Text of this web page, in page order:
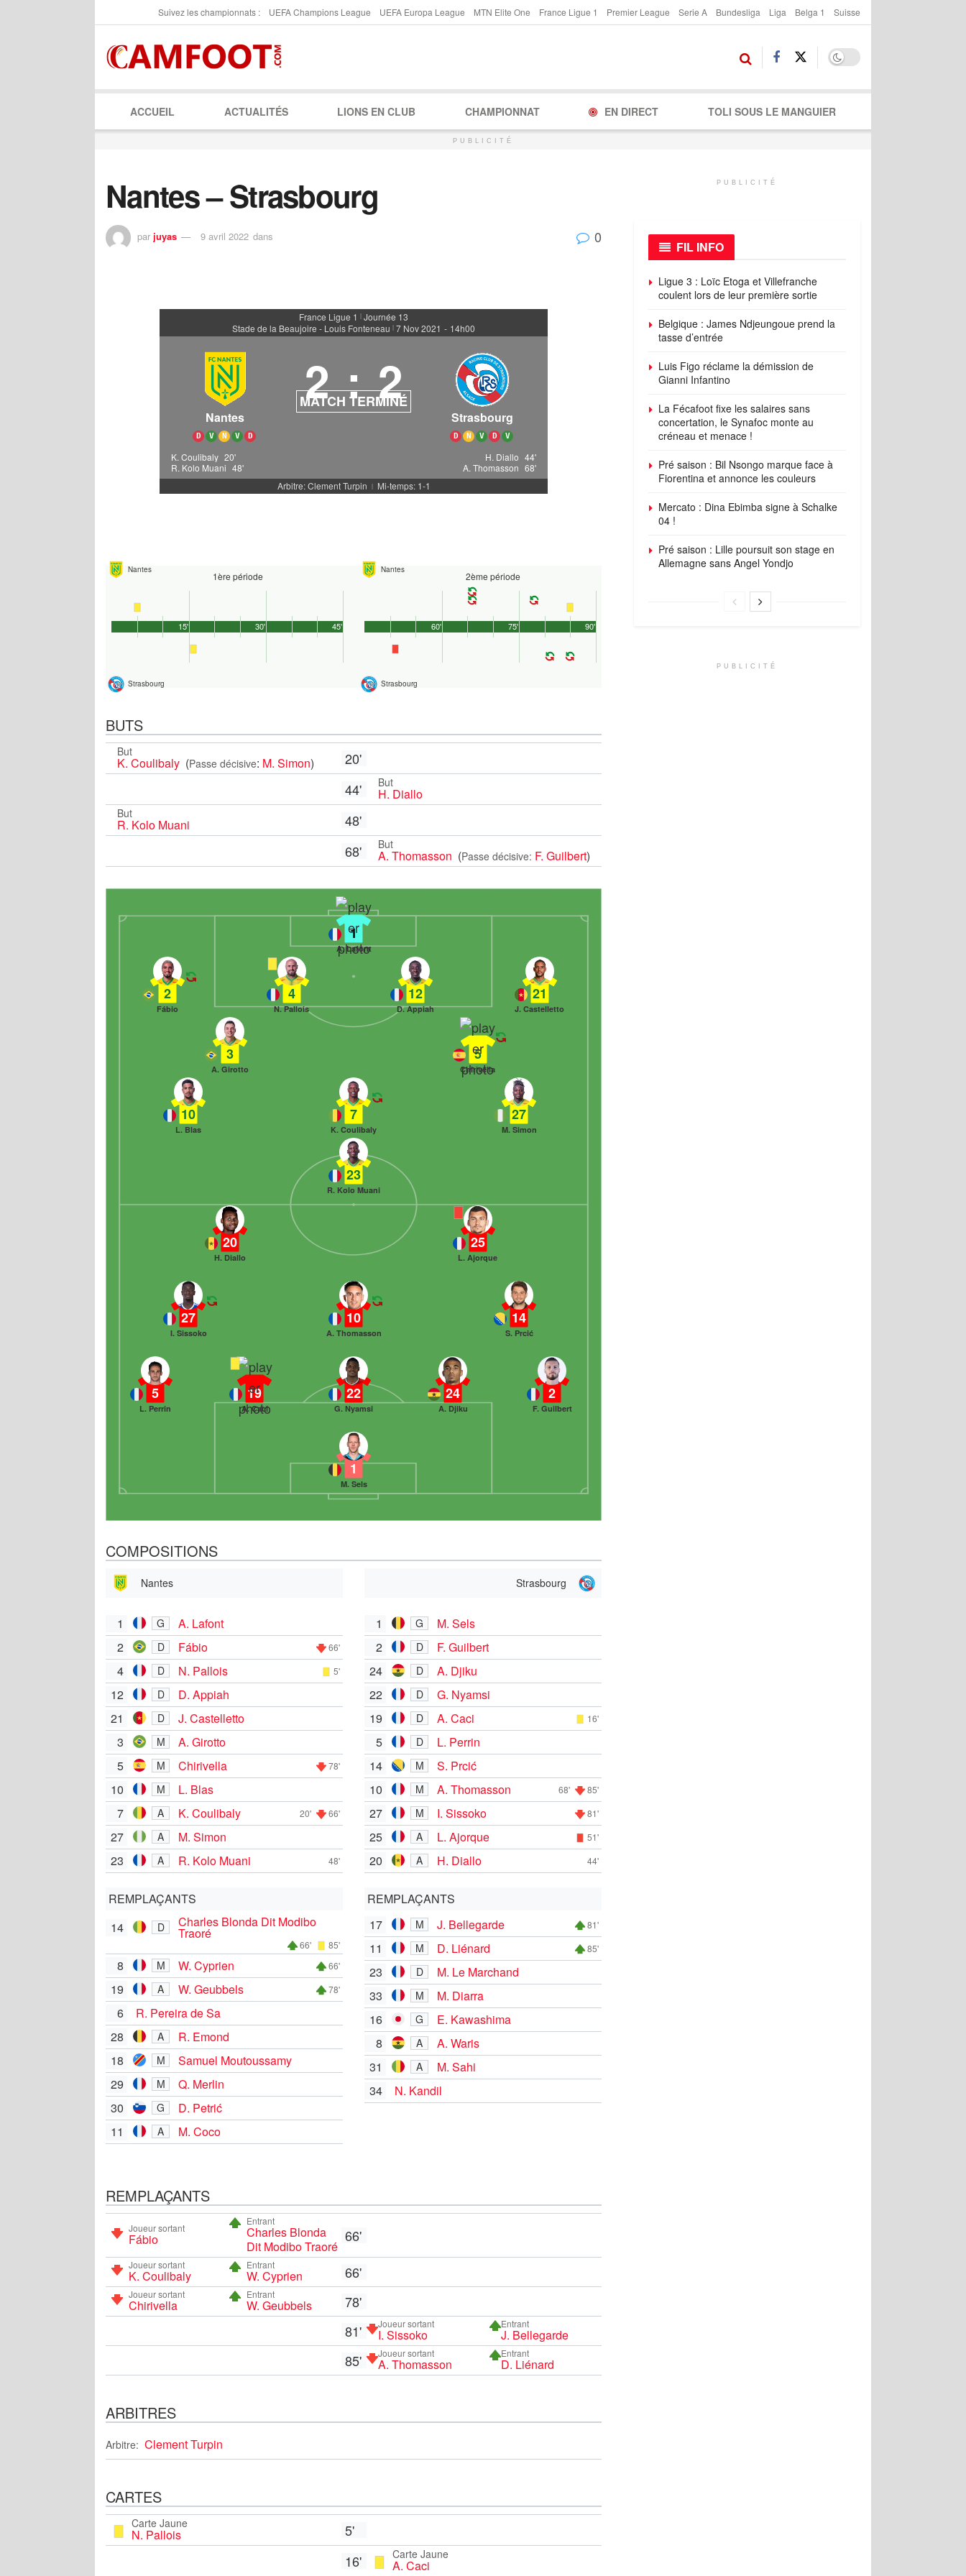
Suivez les championnats : UEFA Champions League UEFA Europa League MTN Elite One France Ligue 1 Premier League Serie A Bundesliga Liga Belga 1 Suisse
ACCUEIL ACTUALITÉS LIONS EN CLUB CHAMPIONNAT EN DIRECT TOLI SOUS LE MANGUIER
PUBLICITÉ
Nantes – Strasbourg
par juyas 9 avril 2022 dans 0
France Ligue 1 | Journée 13
Stade de la Beaujoire - Louis Fonteneau | 7 Nov 2021 - 14h00
Nantes
D V N V D
2 : 2
MATCH TERMINÉ
Strasbourg
D N V D V
K. Coulibaly 20'
R. Kolo Muani 48'
H. Diallo 44'
A. Thomasson 68'
Arbitre: Clement Turpin
| Mi-temps: 1-1
Nantes
1ère période
Strasbourg
45'
15' 30'
Nantes
2ème période
Strasbourg
90'
60' 75'
BUTS
But
K. Coulibaly (Passe décisive: M. Simon)
20'
44'
But
H. Diallo
But
R. Kolo Muani
48'
68'
But
A. Thomasson (Passe décisive: F. Guilbert)
1
A. Lafont
21
J. Castelletto
12
D. Appiah
4
N. Pallois
2
Fábio
5
Chirivella
3
A. Girotto
27
M. Simon
7
K. Coulibaly
10
L. Blas
23
R. Kolo Muani
1
M. Sels
5
L. Perrin
19
A. Caci
22
G. Nyamsi
24
A. Djiku
2
F. Guilbert
27
I. Sissoko
10
A. Thomasson
14
S. Prcić
20
H. Diallo
25
L. Ajorque
COMPOSITIONS
Nantes
1 G
A. Lafont
2
D Fábio 66'
4 D N. Pallois 5'
12 D
D. Appiah
21
D
J. Castelletto
3
M
A. Girotto
5
M Chirivella 78'
10 M
L. Blas
7
A K. Coulibaly 20' 66'
27 A
M. Simon
23
A R. Kolo Muani 48'
REMPLAÇANTS
14
D Charles Blonda Dit Modibo
Traoré
66' 85'
8 M W. Cyprien 66'
19 A W. Geubbels 78'
6
R. Pereira de Sa
28
A
R. Emond
18
M
Samuel Moutoussamy
29
M
Q. Merlin
30
G
D. Petrić
11
A M. Coco
Strasbourg
1 G
M. Sels
2
D
F. Guilbert
24
D
A. Djiku
22
D
G. Nyamsi
19
D A. Caci 16'
5 D
L. Perrin
14
M
S. Prcić
10
M A. Thomasson 68' 85'
27 M I. Sissoko 81'
25 A L. Ajorque 51'
20 A H. Diallo 44'
REMPLAÇANTS
17
M J. Bellegarde 81'
11 M D. Liénard 85'
23 D
M. Le Marchand
33
M
M. Diarra
16
G
E. Kawashima
8
A
A. Waris
31
A
M. Sahi
34
N. Kandil
REMPLAÇANTS
Joueur sortant
Fábio
Entrant
Charles Blonda
Dit Modibo Traoré
66'
Joueur sortant
K. Coulibaly
Entrant
W. Cyprien 66'
Joueur sortant
Chirivella
Entrant
W. Geubbels
78'
81'
Joueur sortant
I. Sissoko
Entrant
J. Bellegarde
85' Joueur sortant
A. Thomasson
Entrant
D. Liénard
ARBITRES
Arbitre: Clement Turpin
CARTES
Carte Jaune
N. Pallois
5'
16'
Carte Jaune
A. Caci
PUBLICITÉ
FIL INFO
Ligue 3 : Loïc Etoga et Villefranche
coulent lors de leur première sortie
Belgique : James Ndjeungoue prend la
tasse d’entrée
Luis Figo réclame la démission de
Gianni Infantino
La Fécafoot fixe les salaires sans
concertation, le Synafoc monte au
créneau et menace !
Pré saison : Bil Nsongo marque face à
Fiorentina et annonce les couleurs
Mercato : Dina Ebimba signe à Schalke
04 !
Pré saison : Lille poursuit son stage en
Allemagne sans Angel Yondjo
PUBLICITÉ